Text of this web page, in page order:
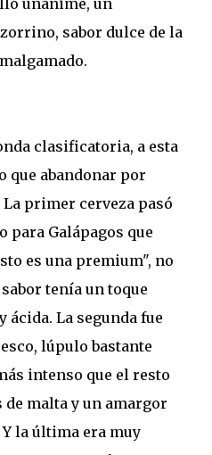
unánime, un
sabor dulce de la
clasificatoria, a esta
que abandonar por
primer cerveza pasó
para Galápagos que
es una premium", no
tenía un toque
ácida. La segunda fue
lúpulo bastante
intenso que el resto
de malta y un amargor
la última era muy